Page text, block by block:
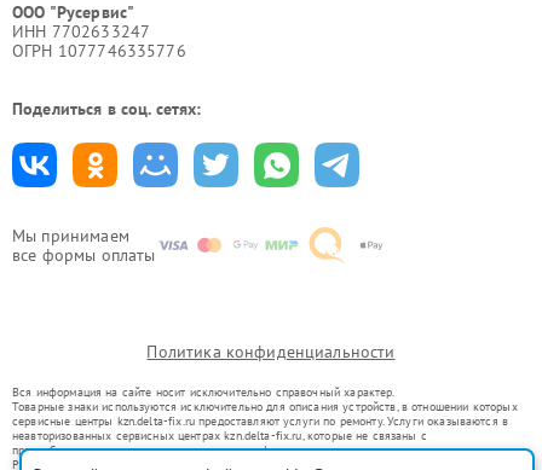
Мы принимаем
все формы оплаты
ООО "Русервис"
ИНН 7702633247
ОГРН 1077746335776
Поделиться в соц. сетях:
Политика конфиденциальности
Вся информация на сайте носит исключительно справочный характер.
Товарные знаки используются исключительно для описания устройств, в отношении которых
сервисные центры kzn.delta-fix.ru предоставляют услуги по ремонту. Услуги оказываются в
неавторизованных сервисных центрах kzn.delta-fix.ru, которые не связаны с
правообладателями товарных знаков или их официальными представителями.
Ремонт осуществляется для устройств, уже введенных в гражданский оборот в соответствии